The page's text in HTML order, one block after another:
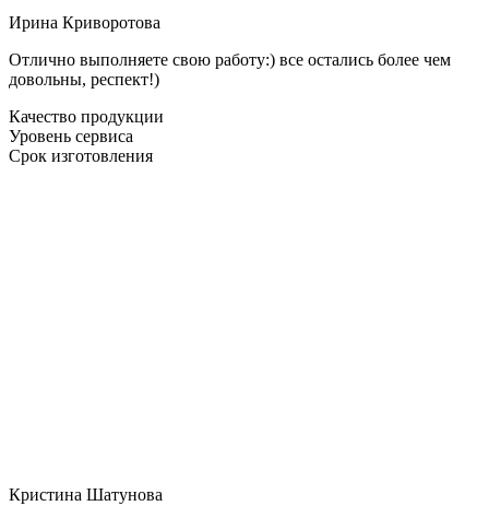
Ирина Криворотова
Отлично выполняете свою работу:) все остались более чем
довольны, респект!)
Качество продукции
Уровень сервиса
Срок изготовления
Кристина Шатунова